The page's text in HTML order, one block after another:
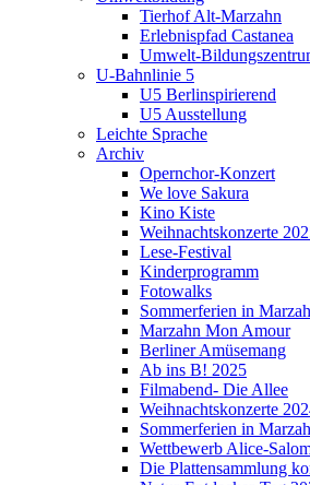
Tierhof Alt-Marzahn
Erlebnispfad Castanea
Umwelt-
U-Bahnlinie 5
U5 Berlinspirierend
U5 Ausstellung
Leichte Sprache
Archiv
Opernchor-Konzert
We love Sakura
Kino Kiste
Weihnachtskonzerte
Lese-Festival
Kinderprogramm
Fotowalks
Sommerferien in
Marzahn Mon Amour
Berliner Amüsemang
Ab ins B! 2025
Filmabend- Die Allee
Weihnachtskonzerte
Sommerferien in
Wettbewerb Alice-
Die Plattensammlung